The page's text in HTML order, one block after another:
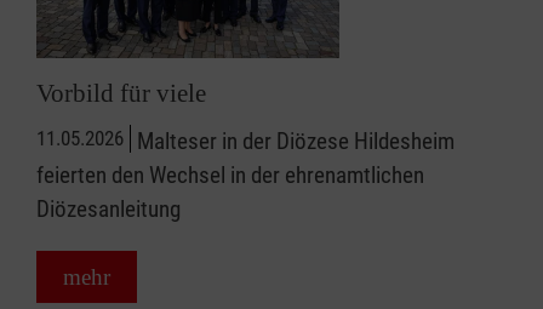
Vorbild für viele
11.05.2026 Malteser in der Diözese Hildesheim
feierten den Wechsel in der ehrenamtlichen
Diözesanleitung
mehr